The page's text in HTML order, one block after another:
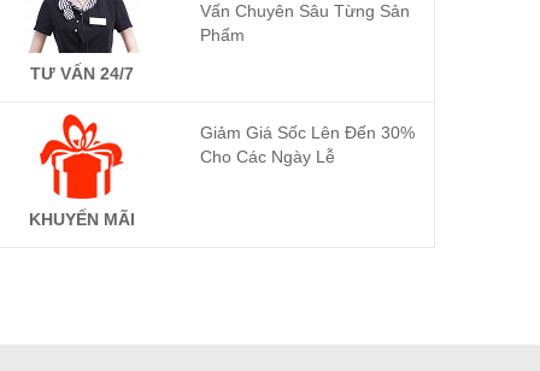
TƯ VẤN 24/7
Vấn Chuyên Sâu Từng Sản
Phẩm
KHUYẾN MÃI
Giảm Giá Sốc Lên Đến 30%
Cho Các Ngày Lễ